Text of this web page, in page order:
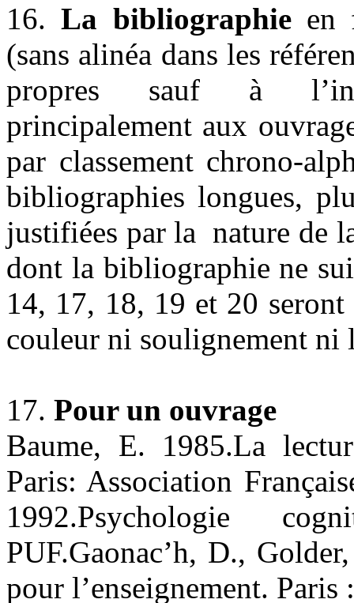
16.La bibliographieen
(sans alinéa dans les
propres sauf à
principalement aux
par classement chrono-
bibliographies longues,
justifiées par la nature de
dont la bibliographie ne
14, 17, 18, 19 et 20 seront
couleur ni soulignement
17. Pour un ouvrage
Baume, E. 1985.La
Paris: Association
1992.Psychologie
PUF.Gaonac’h, D.,
pour l’enseignement.